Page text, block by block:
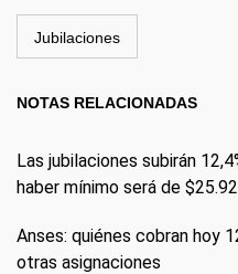
Jubilaciones
NOTAS RELACIONADAS
Las jubilaciones subirán
haber mínimo será de
Anses: quiénes cobran hoy
otras asignaciones